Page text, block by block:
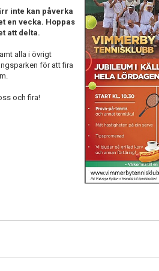
inte kan påverka
en vecka. Hoppas
att delta.
alla i övrigt
för att fira
och fira!